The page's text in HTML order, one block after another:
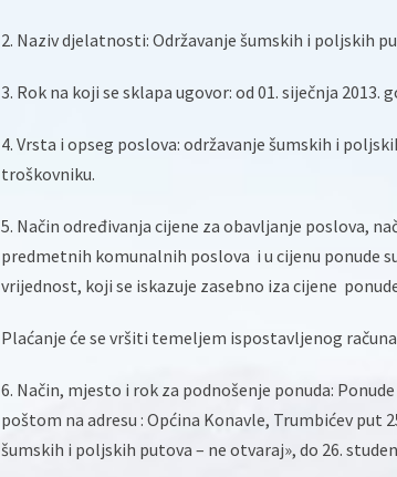
2. Naziv djelatnosti: Održavanje šumskih i poljskih
3. Rok na koji se sklapa ugovor: od 01. siječnja 2013.
4. Vrsta i opseg poslova: održavanje šumskih i
troškovniku.
5. Način određivanja cijene za obavljanje poslova,
predmetnih komunalnih poslova i u cijenu ponude
vrijednost, koji se iskazuje zasebno iza cijene
Plaćanje će se vršiti temeljem ispostavljenog
6. Način, mjesto i rok za podnošenje ponuda:
poštom na adresu : Općina Konavle, Trumbićev put
šumskih i poljskih putova – ne otvaraj», do 26.